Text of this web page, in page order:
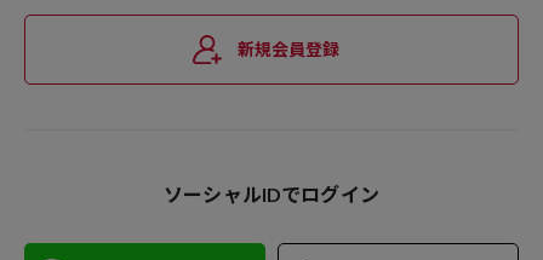
新規会員登録
ソーシャルIDでログイン